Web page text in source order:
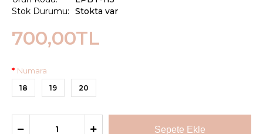
Stok Durumu:
Stokta var
700,00TL
Numara
18 19 20